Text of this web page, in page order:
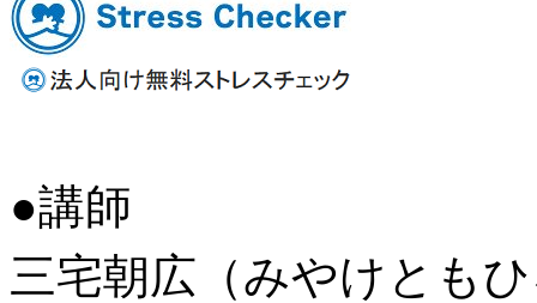
●講師
三宅朝広（みやけとも